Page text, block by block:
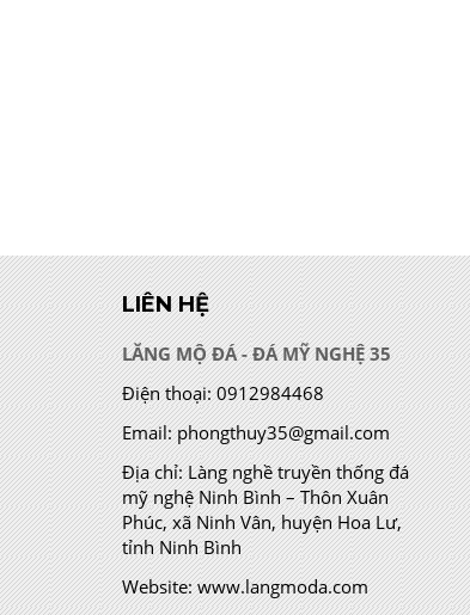
LIÊN HỆ
LĂNG MỘ ĐÁ - ĐÁ MỸ NGHỆ 35
Điện thoại: 0912984468
Email: phongthuy35@gmail.com
Địa chỉ:Làng nghề truyền thống đá
mỹ nghệ Ninh Bình – Thôn Xuân
Phúc, xã Ninh Vân, huyện Hoa Lư,
tỉnh Ninh Bình
Website: www.langmoda.com